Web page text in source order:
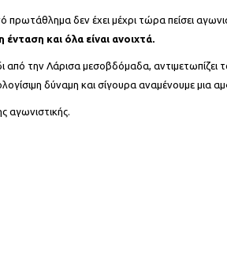
πρωτάθλημα δεν έχει μέχρι τώρα πείσει
και όλα είναι ανοιχτά.
από την Λάρισα μεσοβδόμαδα, αντιμετωπίζει
δύναμη και σίγουρα αναμένουμε μια
αγωνιστικής.